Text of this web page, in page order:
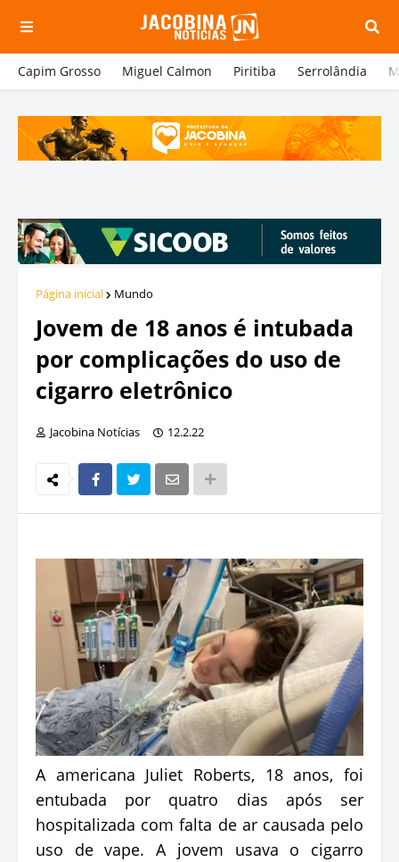
Capim Grosso Miguel Calmon Piritiba Serrolândia
Página inicial Mundo
Jovem de 18 anos é intubada
por complicações do uso de
cigarro eletrônico
Jacobina Notícias 12.2.22
A americana Juliet Roberts, 18 anos, foi
entubada por quatro dias após ser
hospitalizada com falta de ar causada pelo
uso de vape. A jovem usava o cigarro